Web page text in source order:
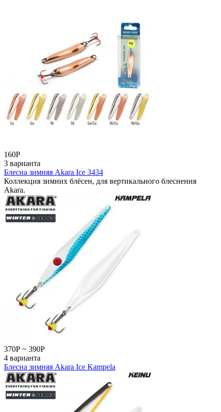
160Р
3 варианта
Блесна зимняя Akara Ice 3434
Коллекция зимних блёсен, для вертикального блеснения
Akara.
370Р ~ 390Р
4 варианта
Блесна зимняя Akara Ice Kampela